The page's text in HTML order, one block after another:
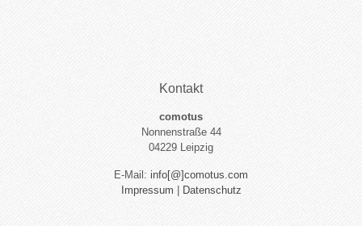
Kontakt
comotus
Nonnenstraße 44
04229 Leipzig
E-Mail: info[@]comotus.com
Impressum
Datenschutz